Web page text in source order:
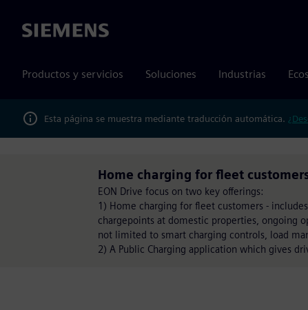
Siemens
Productos y servicios Soluciones Industrias
Esta página se muestra mediante traducción automática.
Home charging for fleet
EON Drive focus on two key offerings:
1) Home charging for fleet customers -
chargepoints at domestic properties, ongoing
not limited to smart charging controls, load
2) A Public Charging application which gives